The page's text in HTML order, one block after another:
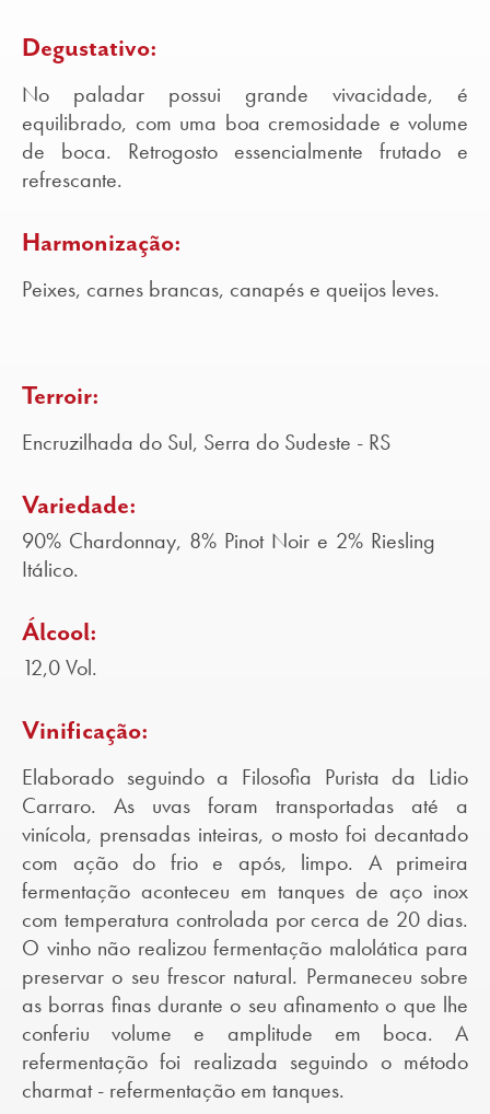
Degustativo:
No paladar possui grande vivacidade, é
equilibrado, com uma boa cremosidade e volume
de boca. Retrogosto essencialmente frutado e
refrescante.
Harmonização:
Peixes, carnes brancas, canapés e queijos leves.
Terroir:
Encruzilhada do Sul, Serra do Sudeste - RS
Variedade:
90% Chardonnay, 8% Pinot Noir e 2% Riesling
Itálico.
Álcool:
12,0 Vol.
Vinificação:
Elaborado seguindo a Filosofia Purista da Lidio
Carraro. As uvas foram transportadas até a
vinícola, prensadas inteiras, o mosto foi decantado
com ação do frio e após, limpo. A primeira
fermentação aconteceu em tanques de aço inox
com temperatura controlada por cerca de 20 dias.
O vinho não realizou fermentação malolática para
preservar o seu frescor natural. Permaneceu sobre
as borras finas durante o seu afinamento o que lhe
conferiu volume e amplitude em boca. A
refermentação foi realizada seguindo o método
charmat - refermentação em tanques.